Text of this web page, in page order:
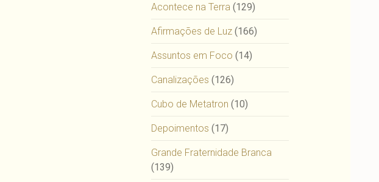
Acontece na Terra (129)
Afirmações de Luz (166)
Assuntos em Foco (14)
Canalizações (126)
Cubo de Metatron (10)
Depoimentos (17)
Grande Fraternidade Branca
(139)